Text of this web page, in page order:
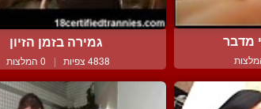
מדבר גמירה בזמן הזיון
4838 צפיות | 0 המלצות